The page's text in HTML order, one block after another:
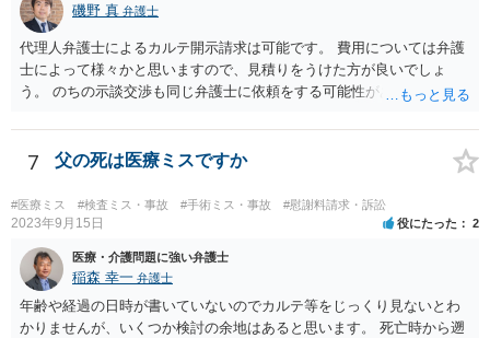
磯野 真 弁護士
代理人弁護士によるカルテ開示請求は可能です。 費用については弁護
士によって様々かと思いますので、見積りをうけた方が良いでしょ
う。 のちの示談交渉も同じ弁護士に依頼をする可能性がある場合に
いたほうが良いと思われます。
7 父の死は医療ミスですか
#医療ミス #検査ミス・事故 #手術ミス・事故 #慰謝料請求・訴訟
2023年9月15日 役にたった 2
医療・介護問題に強い弁護士
稲森 幸一 弁護士
年齢や経過の日時が書いていないのでカルテ等をじっくり見ないとわ
かりませんが、いくつか検討の余地はあると思います。 死亡時から遡